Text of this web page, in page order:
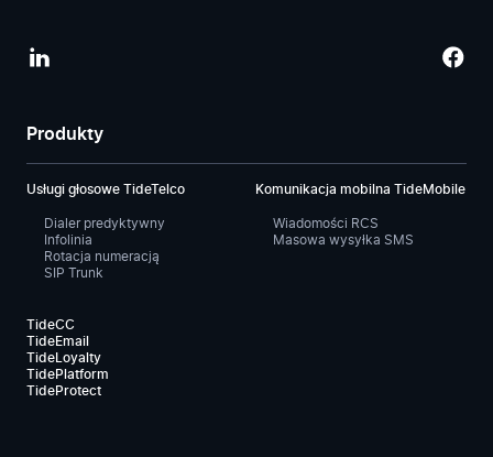
Produkty
Usługi głosowe TideTelco
Dialer predyktywny
Infolinia
Rotacja numeracją
SIP Trunk
Komunikacja mobilna TideMobile
Wiadomości RCS
Masowa wysyłka SMS
TideCC
TideEmail
TideLoyalty
TidePlatform
TideProtect